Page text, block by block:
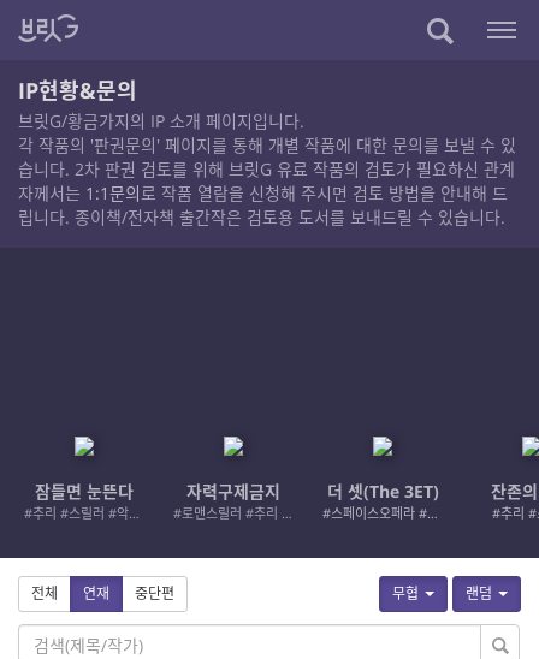
IP현황&문의
브릿G/황금가지의 IP 소개 페이지입니다.
각 작품의 '판권문의' 페이지를 통해 개별 작품에 대한 문의를 보낼 수 있
습니다. 2차 판권 검토를 위해 브릿G 유료 작품의 검토가 필요하신 관계
자께서는 1:1문의로 작품 열람을 신청해 주시면 검토 방법을 안내해 드
립니다. 종이책/전자책 출간작은 검토용 도서를 보내드릴 수 있습니다.
잠들면 눈뜬다
#추리 #스릴러 #악인 #로드레이지
자력구제금지
#로맨스릴러 #추리 #여성서사 #사적제재
더 셋(The 3ET)
#스페이스오페라 #우주활극
잔존
#추리 #
무협 랜덤
전체 연재 중단편